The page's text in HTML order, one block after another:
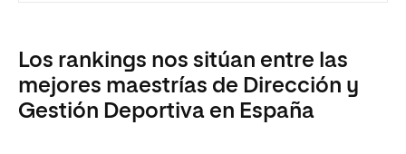
Los rankings nos sitúan entre las
mejores maestrías de Dirección y
Gestión Deportiva en España